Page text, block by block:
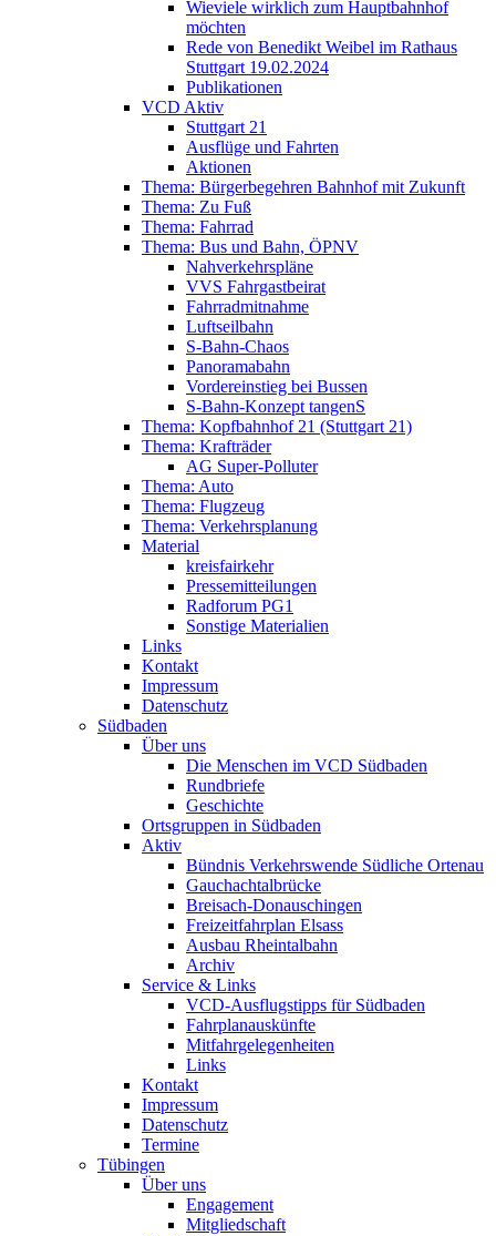
Wieviele wirklich zum Hauptbahnhof
möchten
Rede von Benedikt Weibel im Rathaus
Stuttgart 19.02.2024
Publikationen
VCD Aktiv
Stuttgart 21
Ausflüge und Fahrten
Aktionen
Thema: Bürgerbegehren Bahnhof mit Zukunft
Thema: Zu Fuß
Thema: Fahrrad
Thema: Bus und Bahn, ÖPNV
Nahverkehrspläne
VVS Fahrgastbeirat
Fahrradmitnahme
Luftseilbahn
S-Bahn-Chaos
Panoramabahn
Vordereinstieg bei Bussen
S-Bahn-Konzept tangenS
Thema: Kopfbahnhof 21 (Stuttgart 21)
Thema: Krafträder
AG Super-Polluter
Thema: Auto
Thema: Flugzeug
Thema: Verkehrsplanung
Material
kreisfairkehr
Pressemitteilungen
Radforum PG1
Sonstige Materialien
Links
Kontakt
Impressum
Datenschutz
Südbaden
Über uns
Die Menschen im VCD Südbaden
Rundbriefe
Geschichte
Ortsgruppen in Südbaden
Aktiv
Bündnis Verkehrswende Südliche Ortenau
Gauchachtalbrücke
Breisach-Donauschingen
Freizeitfahrplan Elsass
Ausbau Rheintalbahn
Archiv
Service & Links
VCD-Ausflugstipps für Südbaden
Fahrplanauskünfte
Mitfahrgelegenheiten
Links
Kontakt
Impressum
Datenschutz
Termine
Tübingen
Über uns
Engagement
Mitgliedschaft